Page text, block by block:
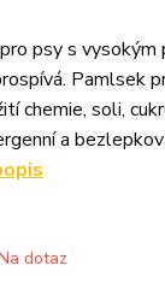
psy s
Pamlsek
chemie, soli,
a
dotaz